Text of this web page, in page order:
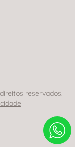
reservados.